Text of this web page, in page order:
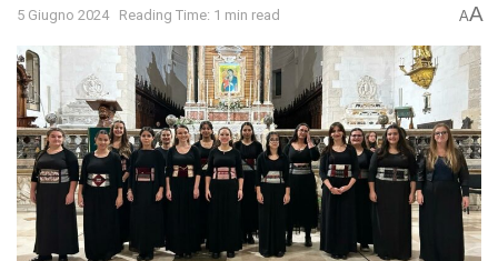
5 Giugno 2024 Reading Time: 1 min read AA